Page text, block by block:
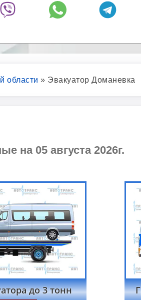
области » Эвакуатор Доманевка
на 05 августа 2026г.
до 3 тонн